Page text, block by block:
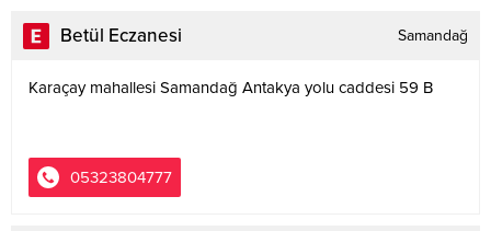
Betül Eczanesi Samandağ
Karaçay mahallesi Samandağ Antakya yolu caddesi 59 B
05323804777